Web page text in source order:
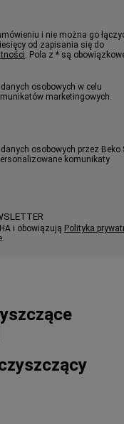
i nie można go
od zapisania się do
. Pola z * są
osobowych w celu
marketingowych.
osobowych przez Beko
komunikaty
i obowiązują Polityka